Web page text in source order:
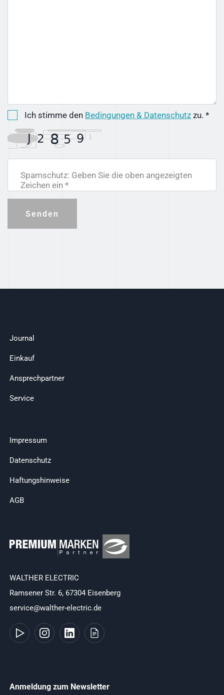
Ich stimme den Bedingungen & Datenschutz zu. *
Spamschutz: Geben Sie die oben angezeigten
Zeichen ein *
Senden
Journal
Einkauf
Ansprechpartner
Service
Impressum
Datenschutz
Haftungshinweise
AGB
WALTHER ELECTRIC
Ramsener Str. 6, 67304 Eisenberg
service@walther-electric.de
Anmeldung zum Newsletter